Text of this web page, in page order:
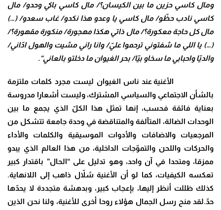
ومال كاسي حزين ما بين الكيسان؟/ مال كاسي باكي وحدو/ مال
كاسي نادب حظّو/ مال كاسي يا وعدو هذا نكدو/ غاب سعدو/ (…)
مال كل حاجة معكورة؟/ مال ذاتي هكذا مهجورة/ منكورة مقهورة؟/
(…) يا اللي ما شفتوني ترحموا عليّ/ وانا راني مشيت والهول ادّاني/
والديّا واحبابي ما سخاو بيّا/ بحر الغيوان ما دخلتو بالعاني“.
الأغنية عند ناس الغيوان ليست مجرد كلمات ملتزمة
بالشأن الاجتماعي والسياسي المشترك، وليست أشعارا مدروسة
بعناية فائقة فحسب، إنها تمثل هذا الكلّ الذي يجمع ما بين
الوحدات الضالة، المتآلفة والمتناقضة في وحدة جامعة تتشكل من
المرجعيات والاضافات والأدوات الموسيقية والكلمات والأداء
والحركات واللحن والتموّجات الداخلية، من هذا العالم الذي يبدو
ممزقا، ومتحدا في آن واحد، وهو تدليل على “الحال” باقتدار كبير
تعكسه الكيفيات، كما لو أن الأغنية شلاّل ذاهب إلى اللانهاية.
كذلك ظللت أنظر إليها، بإعجاب كبير، وبدهشة متجددة لا يحدّها
حدّ.لقد منح رسل الجمال هؤلاء روحا أخرى للأغنية، ولنا نحن الذين